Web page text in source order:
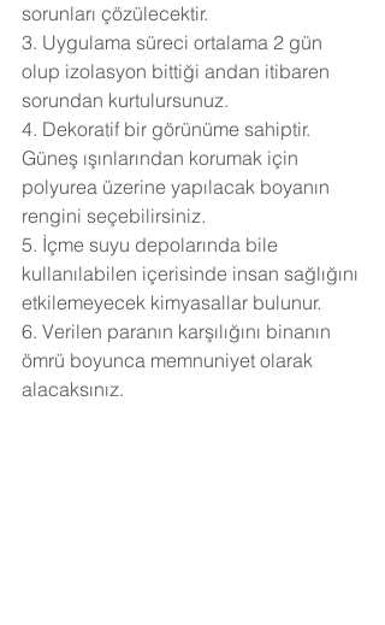
sorunları çözülecektir.
3. Uygulama süreci ortalama 2 gün
olup izolasyon bittiği andan itibaren
sorundan kurtulursunuz.
4. Dekoratif bir görünüme sahiptir.
Güneş ışınlarından korumak için
polyurea üzerine yapılacak boyanın
rengini seçebilirsiniz.
5. İçme suyu depolarında bile
kullanılabilen içerisinde insan sağlığını
etkilemeyecek kimyasallar bulunur.
6. Verilen paranın karşılığını binanın
ömrü boyunca memnuniyet olarak
alacaksınız.